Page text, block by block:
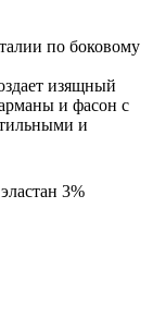
по боковому
изящный
и фасон с
и
3%